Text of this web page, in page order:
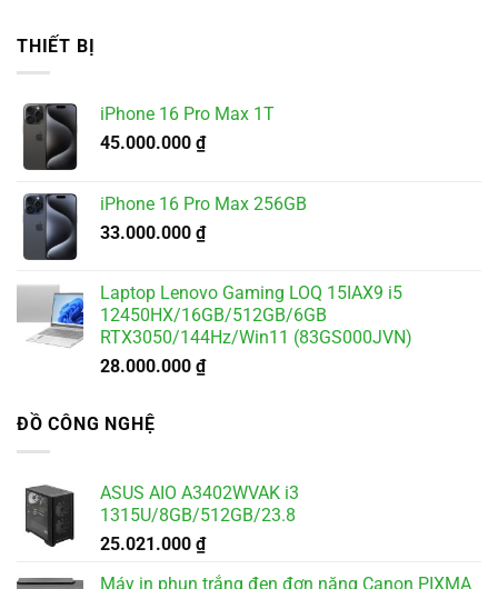
THIẾT BỊ
iPhone 16 Pro Max 1T
45.000.000 ₫
iPhone 16 Pro Max 256GB
33.000.000 ₫
Laptop Lenovo Gaming LOQ 15IAX9 i5
12450HX/16GB/512GB/6GB
RTX3050/144Hz/Win11 (83GS000JVN)
28.000.000 ₫
ĐỒ CÔNG NGHỆ
ASUS AIO A3402WVAK i3
1315U/8GB/512GB/23.8
25.021.000 ₫
Máy in phun trắng đen đơn năng Canon PIXMA